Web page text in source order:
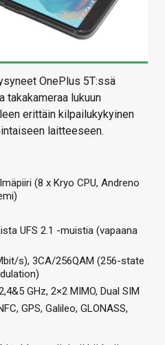
OnePlus 5T:ssä
takakameraa lukuun
erittäin kilpailukykyinen
laitteeseen.
(8 x Kryo CPU, Andreno
UFS 2.1 -muistia (vapaana
s), 3CA/256QAM (256-state
GHz, 2×2 MIMO, Dual SIM
GPS, Galileo, GLONASS,